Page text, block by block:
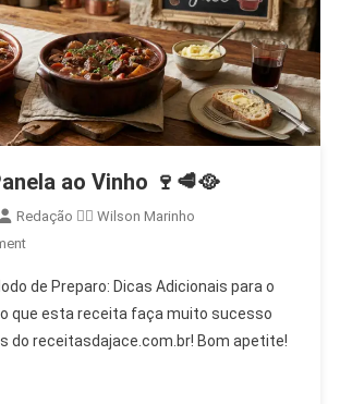
ao Vinho 🍷🥩🥘
Redação 👨‍⚖️​ Wilson Marinho
On
De
Panela
Ao
de Preparo: Dicas Adicionais para o
que esta receita faça muito sucesso
do receitasdajace.com.br! Bom apetite!